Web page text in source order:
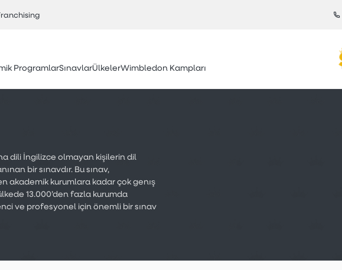
ProgramlarSınavlarÜlkelerWimbledon Kampları
dili İngilizce olmayan kişilerin dil
bir sınavdır. Bu sınav,
akademik kurumlara kadar çok genış
13.000’den fazla kurumda
ve profesyonel için önemli bir sınav